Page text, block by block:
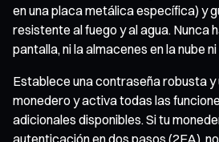
en una placa metálica específica) y
resistente al fuego y al agua. Nunca
pantalla, ni la almacenes en la nube
Establece una contraseña robusta y
monedero y activa todas las
adicionales disponibles. Si tu
autenticación en dos pasos (2FA),